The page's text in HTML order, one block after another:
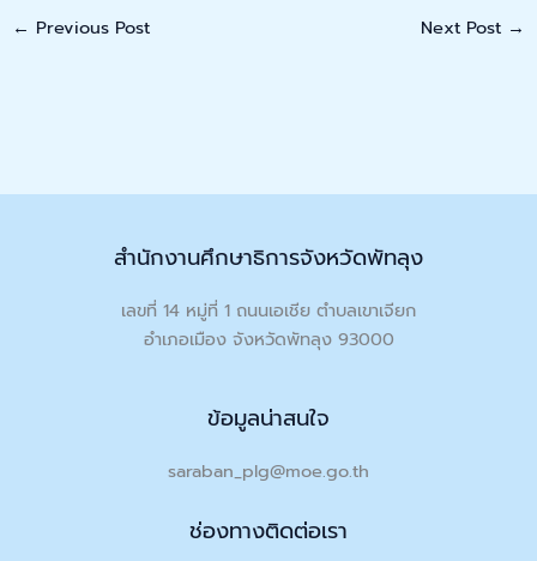
← Previous Post Next Post →
สำนักงานศึกษาธิการจังหวัดพัทลุง
เลขที่ 14 หมู่ที่ 1 ถนนเอเชีย ตำบลเขาเจียก
อำเภอเมือง จังหวัดพัทลุง 93000
ข้อมูลน่าสนใจ
saraban_plg@moe.go.th
ช่องทางติดต่อเรา